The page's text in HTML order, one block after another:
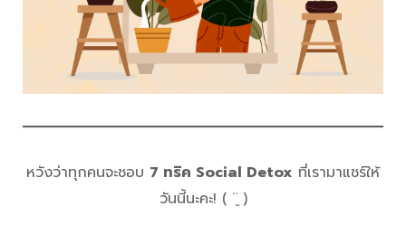
หวังว่าทุกคนจะชอบ 7 ทริค Social Detox ที่เรามาแชร์ให้
วันนี้นะคะ! ( ¨̮ )